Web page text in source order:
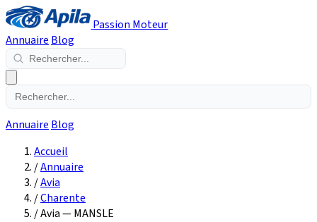
Passion Moteur
Annuaire Blog
Annuaire Blog
Accueil
/Annuaire
/Avia
/Charente
/Avia — MANSLE